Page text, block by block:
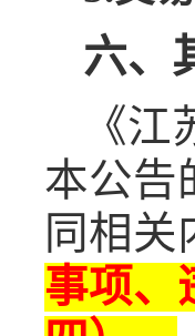
六、
《
本公告
同相
事项、